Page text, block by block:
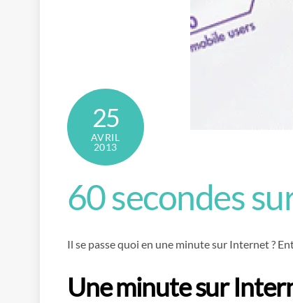
25
AVRIL
2013
60 secondes
Il se passe quoi en une minute sur Internet ?
Une minute sur